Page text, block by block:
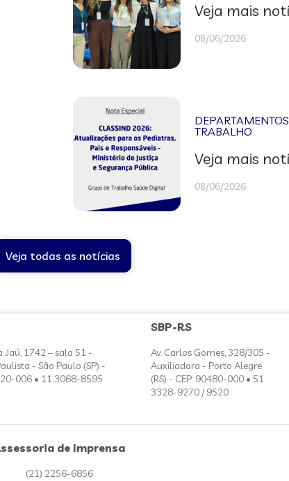
Veja mais
08/06/2026
TRABALHO
Veja mais
08/06/2026
Veja todas as notícias
Jaú, 1742 – sala 51 -
- São Paulo (SP) -
006 • 11 3068-8595
SBP-RS
Av. Carlos Gomes, 328/305 -
Auxiliadora - Porto Alegre
(RS) - CEP: 90480-000 • 51
3328-9270 / 9520
de Imprensa
(21) 2256-6856